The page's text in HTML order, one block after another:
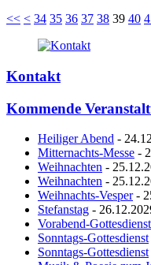
<< < 34 35 36 37 38 39 40
Kontakt
Kommende
Heiliger Abend -
Mitternachts-Messe -
Weihnachten -
Weihnachten -
Weihnachts-Vesper-
Stefanstag -
Vorabend-Gottesdienst
Sonntags-Gottesdienst
Sonntags-Gottesdienst